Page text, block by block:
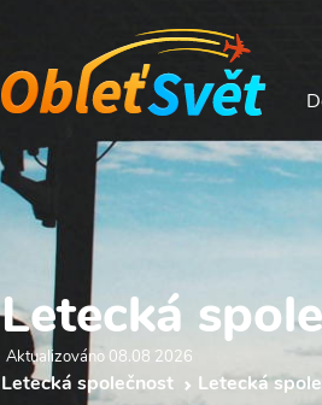
Letecká
Aktualizováno 08.08 2026
Letecká společnost Letecká